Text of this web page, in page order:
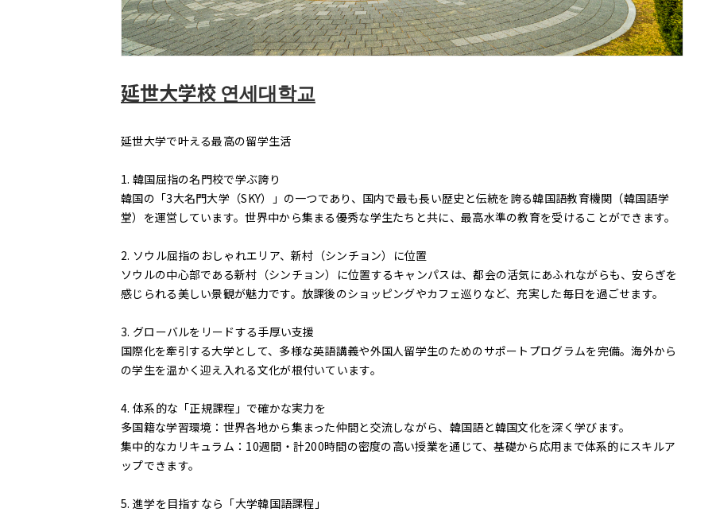
延世大学校 연세대학교
延世大学で叶える最高の留学生活
1. 韓国屈指の名門校で学ぶ誇り
韓国の「3大名門大学（SKY）」の一つであり、国内で最も長い歴史と伝統を誇る韓国語教育機関（韓国語学
堂）を運営しています。世界中から集まる優秀な学生たちと共に、最高水準の教育を受けることができます。
2. ソウル屈指のおしゃれエリア、新村（シンチョン）に位置
ソウルの中心部である新村（シンチョン）に位置するキャンパスは、都会の活気にあふれながらも、安らぎを
感じられる美しい景観が魅力です。放課後のショッピングやカフェ巡りなど、充実した毎日を過ごせます。
3. グローバルをリードする手厚い支援
国際化を牽引する大学として、多様な英語講義や外国人留学生のためのサポートプログラムを完備。海外から
の学生を温かく迎え入れる文化が根付いています。
4. 体系的な「正規課程」で確かな実力を
多国籍な学習環境：世界各地から集まった仲間と交流しながら、韓国語と韓国文化を深く学びます。
集中的なカリキュラム：10週間・計200時間の密度の高い授業を通じて、基礎から応用まで体系的にスキルア
ップできます。
5. 進学を目指すなら「大学韓国語課程」